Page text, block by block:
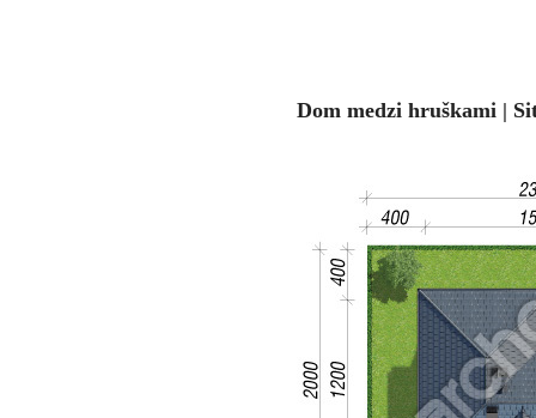
Dom medzi hruškami |